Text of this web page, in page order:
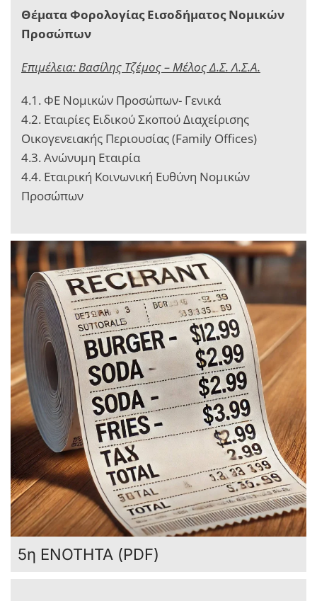
Θέματα Φορολογίας Εισοδήματος Νομικών
Προσώπων
Επιμέλεια: Βασίλης Τζέμος – Μέλος Δ.Σ. Λ.Σ.Α.
4.1. ΦΕ Νομικών Προσώπων- Γενικά
4.2. Εταιρίες Ειδικού Σκοπού Διαχείρισης
Οικογενειακής Περιουσίας (Family Offices)
4.3. Ανώνυμη Εταιρία
4.4. Εταιρική Κοινωνική Ευθύνη Νομικών
Προσώπων
5η ΕΝΟΤΗΤΑ (PDF)